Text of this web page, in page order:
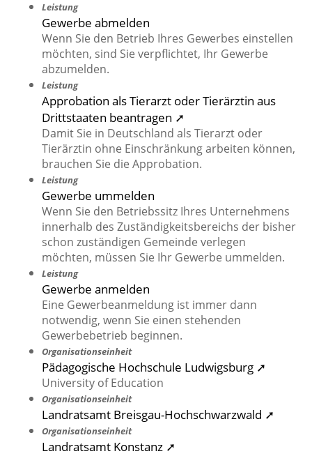
Leistung
Gewerbe abmelden
Wenn Sie den Betrieb Ihres Gewerbes einstellen
möchten, sind Sie verpflichtet, Ihr Gewerbe
abzumelden.
Leistung
Approbation als Tierarzt oder Tierärztin aus
Drittstaaten beantragen ➚
Damit Sie in Deutschland als Tierarzt oder
Tierärztin ohne Einschränkung arbeiten können,
brauchen Sie die Approbation.
Leistung
Gewerbe ummelden
Wenn Sie den Betriebssitz Ihres Unternehmens
innerhalb des Zuständigkeitsbereichs der bisher
schon zuständigen Gemeinde verlegen
möchten, müssen Sie Ihr Gewerbe ummelden.
Leistung
Gewerbe anmelden
Eine Gewerbeanmeldung ist immer dann
notwendig, wenn Sie einen stehenden
Gewerbebetrieb beginnen.
Organisationseinheit
Pädagogische Hochschule Ludwigsburg ➚
University of Education
Organisationseinheit
Landratsamt Breisgau-Hochschwarzwald ➚
Organisationseinheit
Landratsamt Konstanz ➚